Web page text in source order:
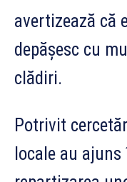
avertizează că
depășesc cu
clădiri.
Potrivit
locale au